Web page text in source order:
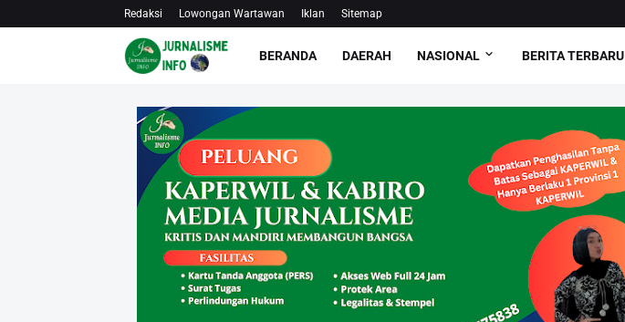
Redaksi Lowongan Wartawan Iklan Sitemap
BERANDA DAERAH NASIONAL BERITA TERBARU